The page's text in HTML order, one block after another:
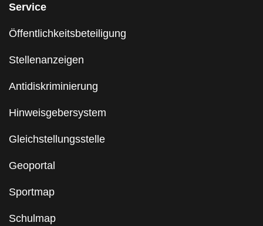
Service
Öffentlichkeitsbeteiligung
Stellenanzeigen
Antidiskriminierung
Hinweisgebersystem
Gleichstellungsstelle
Geoportal
Sportmap
Schulmap